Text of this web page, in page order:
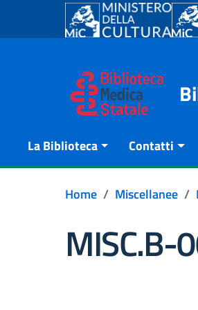
Go to content
Go to the navigation menu
La Biblioteca Contatti
Home Miscellanee